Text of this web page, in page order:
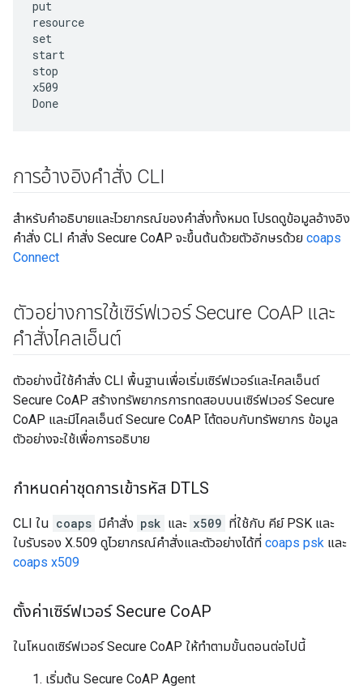
put
resource
set
start
stop
x509
การอ้างอิงคำสั่ง CLI
สำหรับคำอธิบายและไวยากรณ์ของคำสั่งทั้งหมด โปรดดูข้อมูลอ้างอิง
คำสั่ง CLI คำสั่ง Secure CoAP จะขึ้นต้นด้วยตัวอักษรด้วย coaps
Connect
ตัวอย่างการใช้เซิร์ฟเวอร์ Secure CoAP และ
คำสั่งไคลเอ็นต์
ตัวอย่างนี้ใช้คำสั่ง CLI พื้นฐานเพื่อเริ่มเซิร์ฟเวอร์และไคลเอ็นต์
Secure CoAP สร้างทรัพยากรการทดสอบบนเซิร์ฟเวอร์ Secure
CoAP และมีไคลเอ็นต์ Secure CoAP โต้ตอบกับทรัพยากร ข้อมูล
ตัวอย่างจะใช้เพื่อการอธิบาย
กำหนดค่าชุดการเข้ารหัส DTLS
CLI ใน coaps มีคำสั่ง psk และ x509 ที่ใช้กับ คีย์ PSK และ
ใบรับรอง X.509 ดูไวยากรณ์คำสั่งและตัวอย่างได้ที่ coaps psk และ
coaps x509
ตั้งค่าเซิร์ฟเวอร์ Secure CoAP
ในโหนดเซิร์ฟเวอร์ Secure CoAP ให้ทำตามขั้นตอนต่อไปนี้
เริ่มต้น Secure CoAP Agent